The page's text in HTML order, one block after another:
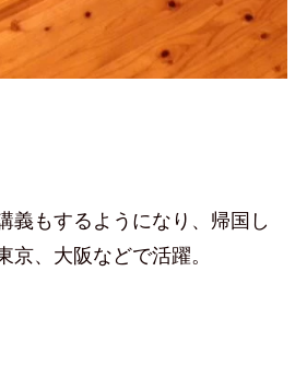
義もするようになり、帰国し
京、大阪などで活躍。